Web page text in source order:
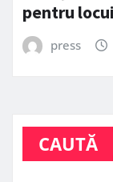
pentru
press
CAUTĂ